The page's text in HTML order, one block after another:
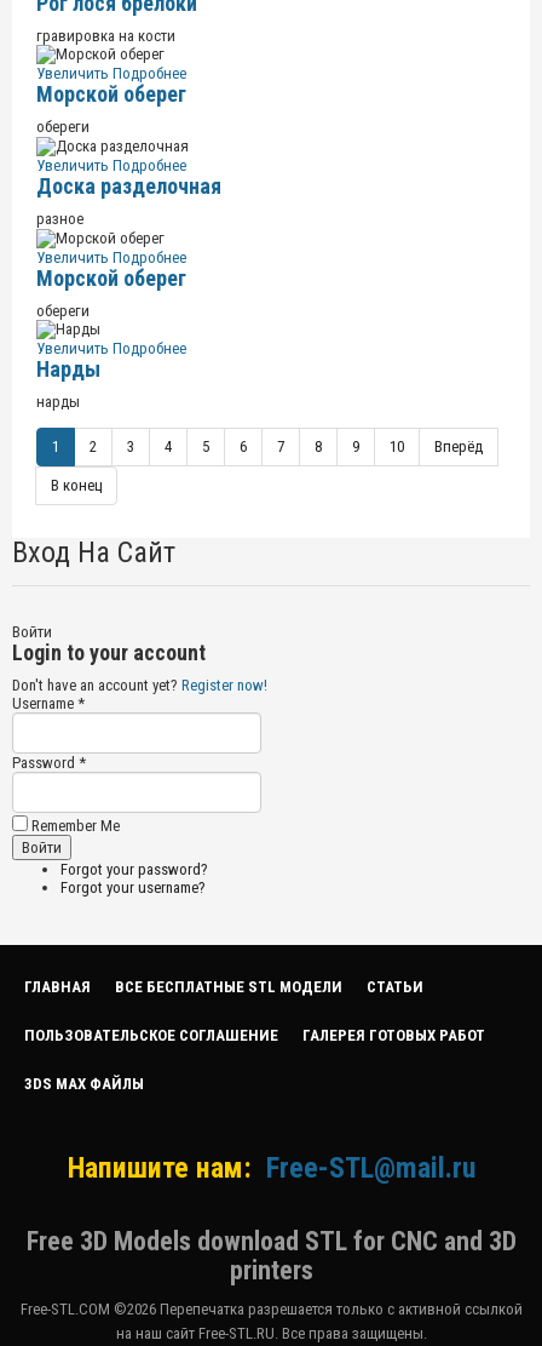
гравировка на кости
Увеличить Подробнее
Морской оберег
обереги
Увеличить Подробнее
Доска разделочная
разное
Увеличить Подробнее
Морской оберег
обереги
Увеличить Подробнее
Нарды
нарды
1 2 3 4 5 6 7 8 9 10 Вперёд
В конец
Вход На Сайт
Войти
Login to your account
Don't have an account yet? Register now!
Username *
Password *
Remember Me
Forgot your password?
Forgot your username?
ГЛАВНАЯ ВСЕ БЕСПЛАТНЫЕ STL МОДЕЛИ СТАТЬИ
ПОЛЬЗОВАТЕЛЬСКОЕ СОГЛАШЕНИЕ ГАЛЕРЕЯ ГОТОВЫХ РАБОТ
3DS MAX ФАЙЛЫ
Напишите нам: Free-STL@mail.ru
Free 3D Models download STL for CNC and 3D
printers
Free-STL.COM ©2026 Перепечатка разрешается только с активной ссылкой
на наш сайт Free-STL.RU. Все права защищены.